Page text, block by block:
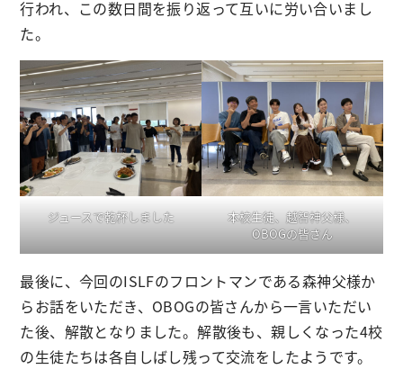
行われ、この数日間を振り返って互いに労い合いまし
た。
ジュースで乾杯しました
本校生徒、越智神父様、
OBOGの皆さん
最後に、今回のISLFのフロントマンである森神父様か
らお話をいただき、OBOGの皆さんから一言いただい
た後、解散となりました。解散後も、親しくなった4校
の生徒たちは各自しばし残って交流をしたようです。